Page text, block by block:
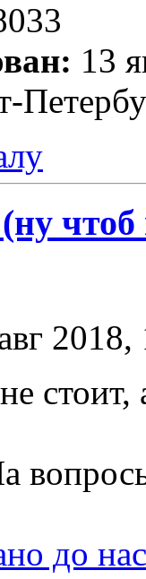
13
2018,
до